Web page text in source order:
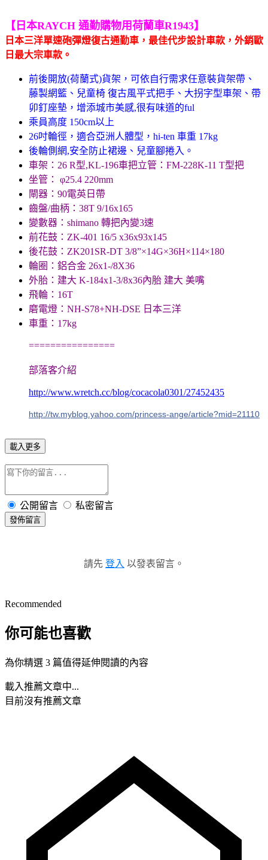
【日本RAYCH 通勤購物用荷蘭車R1943】
日本三洋單速砲彈燈復古通勤車，最佳代步設計車款，外銷歐
日最大宗車款。
前後開放(荷蘭式)貨架，可依自行需求任意裝貨架帶、
藤製網籃、兒童椅 復古風平式把手、大拐字型車架、帶
卯釘座墊，增添城市美感,很有味道的ful
乘員高度 150cm以上
26吋輪徑，適合亞洲人體型，hi-ten 車重 17kg
後輪側網,安全防止裙邊、兒童腳捲入。
車架：26 R型,KL-196車把立管：FM-228K-11 T型把
坐管： φ25.4 220mm
閘器：90電英日帶
齒盤/曲柄：38T 9/16x165
變數器：shimano 轉把內變3速
前花鼓：ZK-401 16/5 x36x93x145
後花鼓：ZK201SR-DT 3/8”×14G×36H×114×180
輪圈：鋁合金 26x1-/8X36
外胎：建大 K-184x1-3/8x36內胎 建大 美嘴
飛輪：16T
磨電燈：NH-S78+NH-DSE 日本三洋
車重：17kg
================
部落客介紹
http://www.wretch.cc/blog/cocacola0301/27452435
http://tw.myblog.yahoo.com/princess-ange/article?mid=21110
載入更多
公開留言 私密留言
發佈留言
請先 登入 以發表留言。
Recommended
你可能也喜歡
為你精選 3 篇值得延伸閱讀的內容
載入推薦文章中...
目前沒有推薦文章